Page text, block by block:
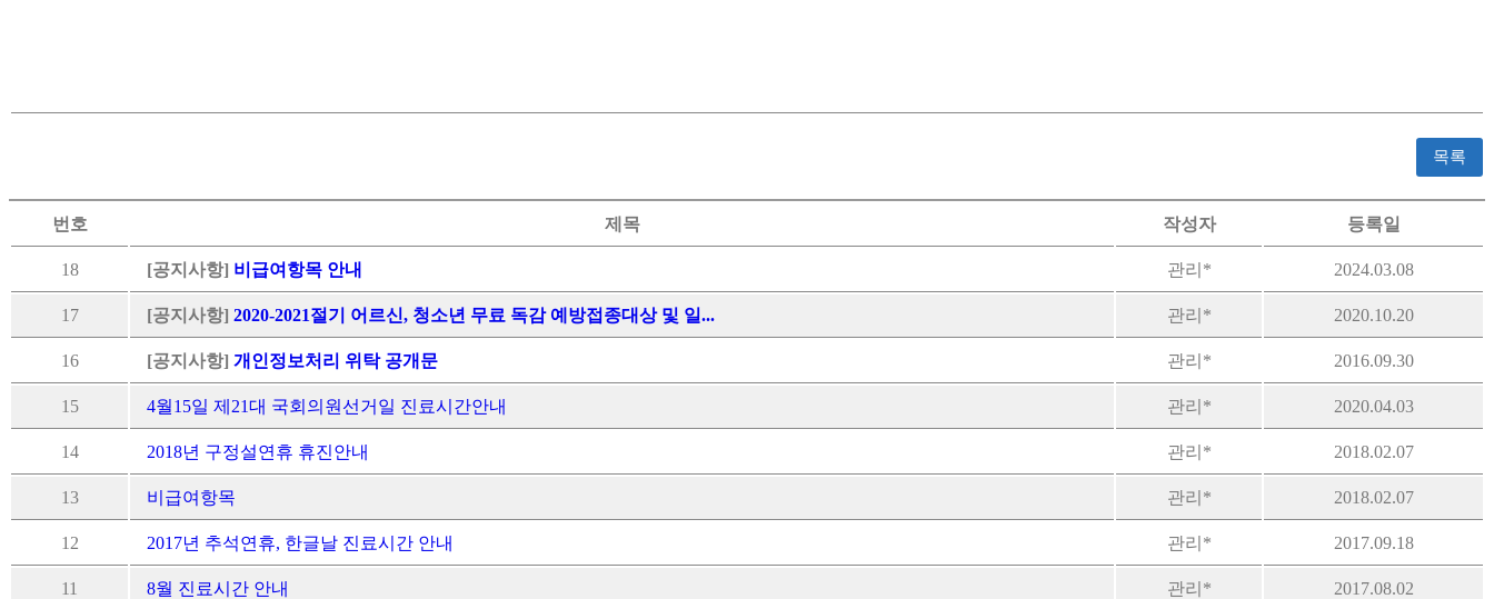
목록
번호 제목 작성자 등록일
18 [공지사항] 비급여항목 안내 관리* 2024.03.08
17 [공지사항] 2020-2021절기 어르신, 청소년 무료 독감 예방접종대상 및 일... 관리* 2020.10.20
16 [공지사항] 개인정보처리 위탁 공개문 관리* 2016.09.30
15 4월15일 제21대 국회의원선거일 진료시간안내 관리* 2020.04.03
14 2018년 구정설연휴 휴진안내 관리* 2018.02.07
13 비급여항목 관리* 2018.02.07
12 2017년 추석연휴, 한글날 진료시간 안내 관리* 2017.09.18
11 8월 진료시간 안내 관리* 2017.08.02